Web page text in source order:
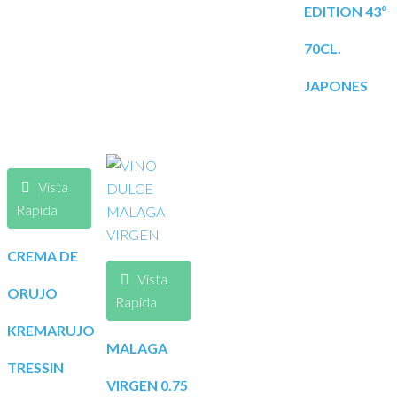
EDITION 43º
70CL.
JAPONES
Vista
Rapida
CREMA DE
ORUJO
KREMARUJO
TRESSIN
Vista
Rapida
MALAGA
VIRGEN 0.75